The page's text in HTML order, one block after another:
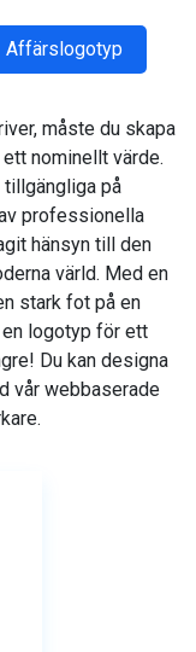
Affärslogotyp
måste du skapa
nominellt värde.
på
professionella
hänsyn till den
värld. Med en
stark fot på en
logotyp för ett
Du kan designa
vår webbaserade